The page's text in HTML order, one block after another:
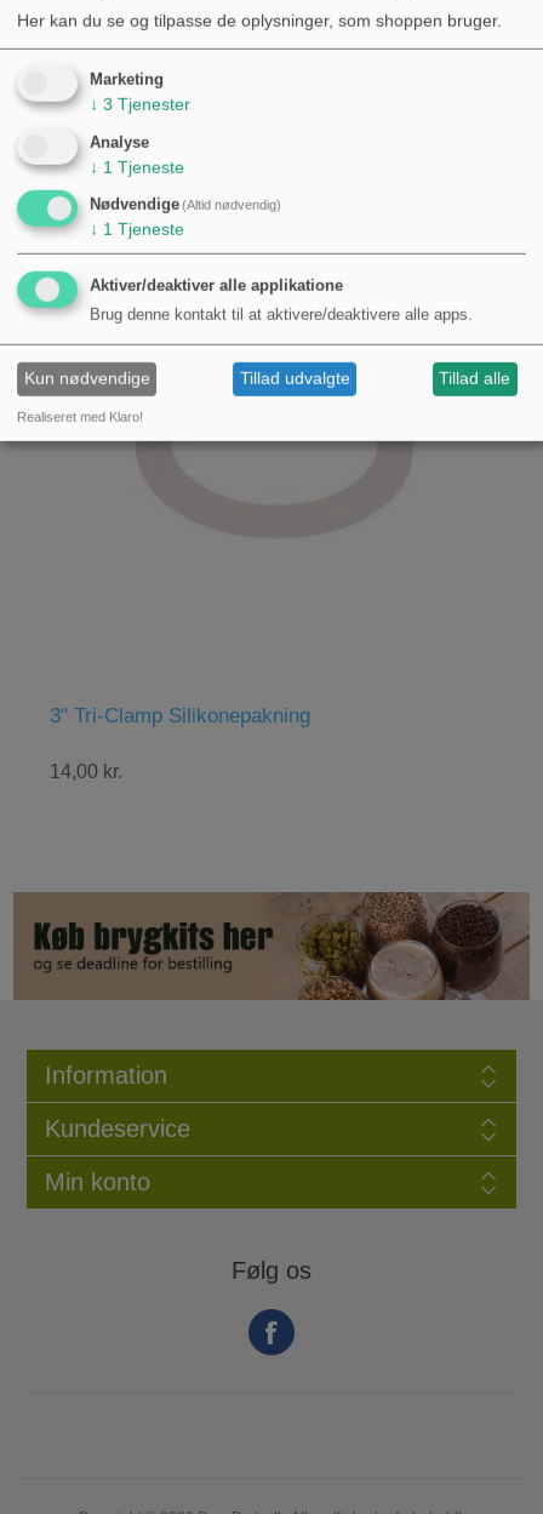
Clamp Silikonepakning
Information
Kundeservice
Min konto
Følg os
Her kan du se og tilpasse de oplysninger, som shoppen bruger.
Marketing
↓ 3 Tjenester
Analyse
↓ 1 Tjeneste
Nødvendige(Altid nødvendig)
↓ 1 Tjeneste
Aktiver/deaktiver alle applikatione
Brug denne kontakt til at aktivere/deaktivere alle apps.
Kun nødvendige Tillad udvalgte Tillad alle
Realiseret med Klaro!